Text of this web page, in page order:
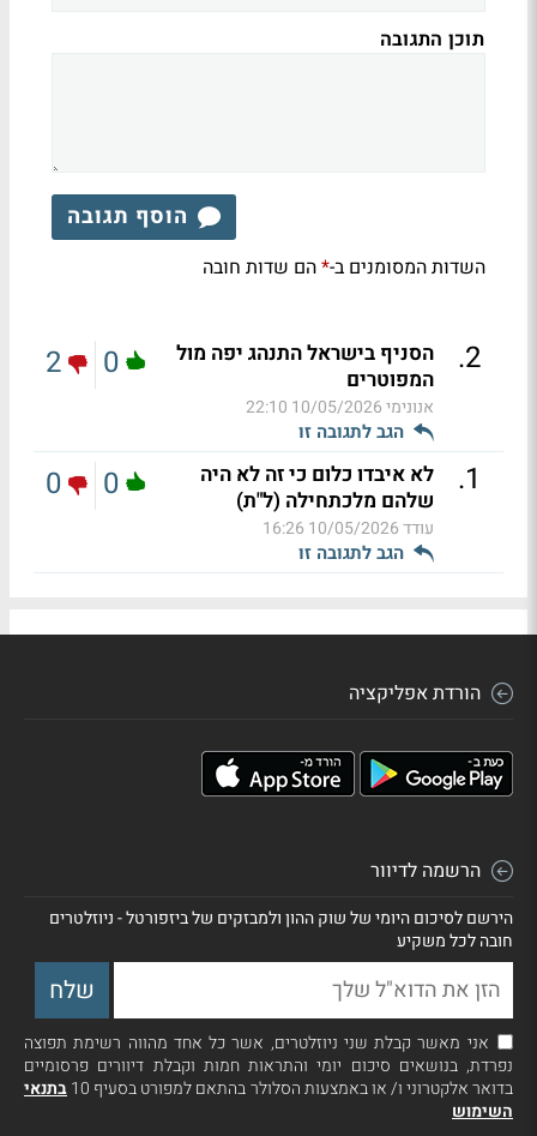
תוכן התגובה
הוסף תגובה
השדות המסומנים ב-*הם שדות חובה
2
.
הסניף בישראל התנהג יפה מול
המפוטרים
אנונימי10/05/2026 22:10
הגב לתגובה זו
0
2
1
.
לא איבדו כלום כי זה לא היה
שלהם מלכתחילה (ל"ת)
עודד10/05/2026 16:26
הגב לתגובה זו
0
0
הורדת אפליקציה
הרשמה לדיוור
הירשם לסיכום היומי של שוק ההון ולמבזקים של ביזפורטל - ניוזלטרים
חובה לכל משקיע
אני מאשר קבלת שני ניוזלטרים, אשר כל אחד מהווה רשימת תפוצה
נפרדת, בנושאים סיכום יומי והתראות חמות וקבלת דיוורים פרסומיים
בדואר אלקטרוני ו/ או באמצעות הסלולר בהתאם למפורט בסעיף 10
בתנאי
השימוש